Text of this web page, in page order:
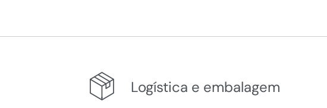
Logística e embalagem